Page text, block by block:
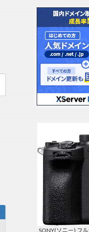
SONY(ソニー) フ